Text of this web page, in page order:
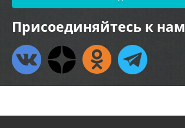
Присоединяйтесь к